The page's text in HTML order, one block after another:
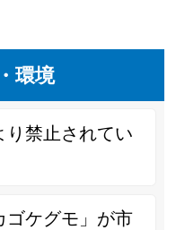
環境
り禁止されてい
ゴケグモ」が市